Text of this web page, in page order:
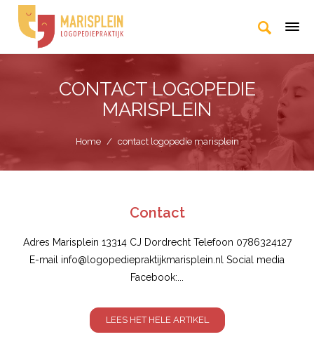
CONTACT LOGOPEDIE
MARISPLEIN
Home / contact logopedie marisplein
Contact
Adres Marisplein 13314 CJ Dordrecht Telefoon 0786324127
E-mail info@logopediepraktijkmarisplein.nl Social media
Facebook:...
LEES HET HELE ARTIKEL